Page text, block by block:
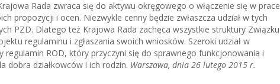
Rada zwraca się do aktywu okręgowego o włączenie się w prace
propozycji i ocen. Niezwykle cenny będzie zwłaszcza udział w tych
PZD. Dlatego też Krajowa Rada zachęca wszystkie struktury Związku
regulaminu i zgłaszania swoich wniosków. Szeroki udział w
ROD, który przyczyni się do sprawnego funkcjonowania i
dobra działkowców i ich rodzin. Warszawa, dnia 26 lutego 2015 r.